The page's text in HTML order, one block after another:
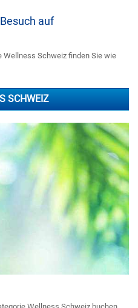
auf
Wellness Schweiz finden Sie wie
SCHWEIZ